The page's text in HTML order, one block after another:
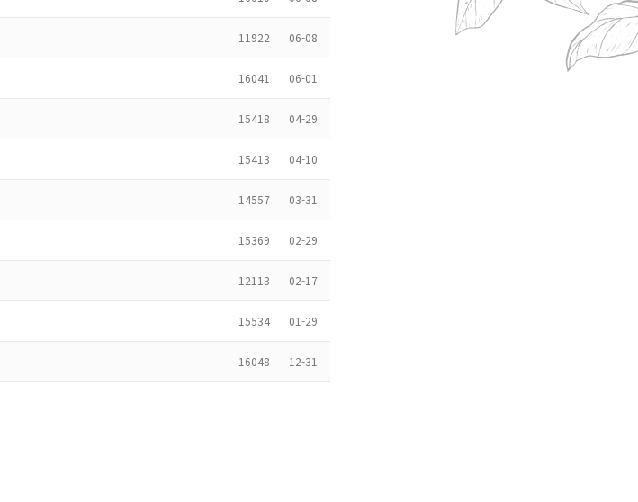
11922 06-08
16041 06-01
15418 04-29
15413 04-10
14557 03-31
15369 02-29
12113 02-17
15534 01-29
16048 12-31